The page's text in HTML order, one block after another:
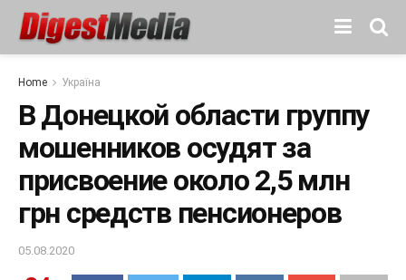
Home Україна
В Донецкой области группу
мошенников осудят за
присвоение около 2,5 млн
грн средств пенсионеров
05.08.2020